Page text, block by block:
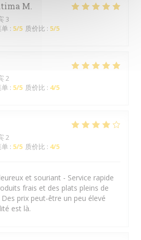
M
3
单 : 5/5 质价比 : 5/5
2
单 : 5/5 质价比 : 4/5
2
单 : 5/5 质价比 : 4/5
et souriant - Service rapide
frais et des plats pleins de
Des prix peut-être un peu élevé
est là.